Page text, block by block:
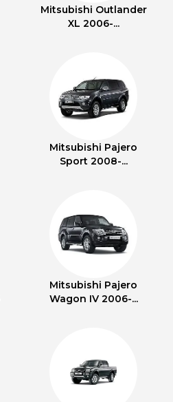
Mitsubishi Outlander
XL 2006-...
Mitsubishi Pajero
Sport 2008-...
Mitsubishi Pajero
Wagon IV 2006-...